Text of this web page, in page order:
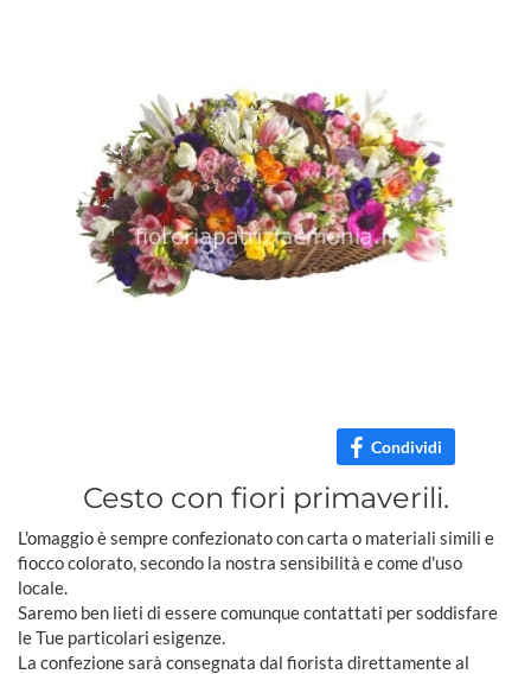
Condividi
Cesto con fiori primaverili.
L'omaggio è sempre confezionato con carta o materiali simili e
fiocco colorato, secondo la nostra sensibilità e come d'uso
locale.
Saremo ben lieti di essere comunque contattati per soddisfare
le Tue particolari esigenze.
La confezione sarà consegnata dal fiorista direttamente al